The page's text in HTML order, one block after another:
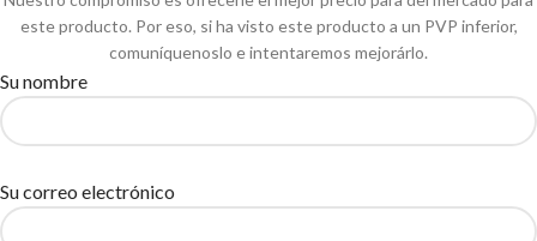
este producto. Por eso, si ha visto este producto a un PVP inferior,
comuníquenoslo e intentaremos mejorárlo.
Su nombre
Su correo electrónico